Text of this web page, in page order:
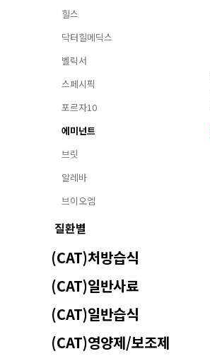
힐스
닥터힐메딕스
벨릭서
스페시픽
포르자10
에미넌트
브릿
알레바
브이오엠
질환별
(CAT)처방습식
(CAT)일반사료
(CAT)일반습식
(CAT)영양제/보조제